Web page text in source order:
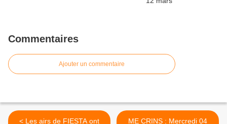
Commentaires
Ajouter un commentaire
< Les airs de FIESTA ont ME CRINS : Mercredi 04